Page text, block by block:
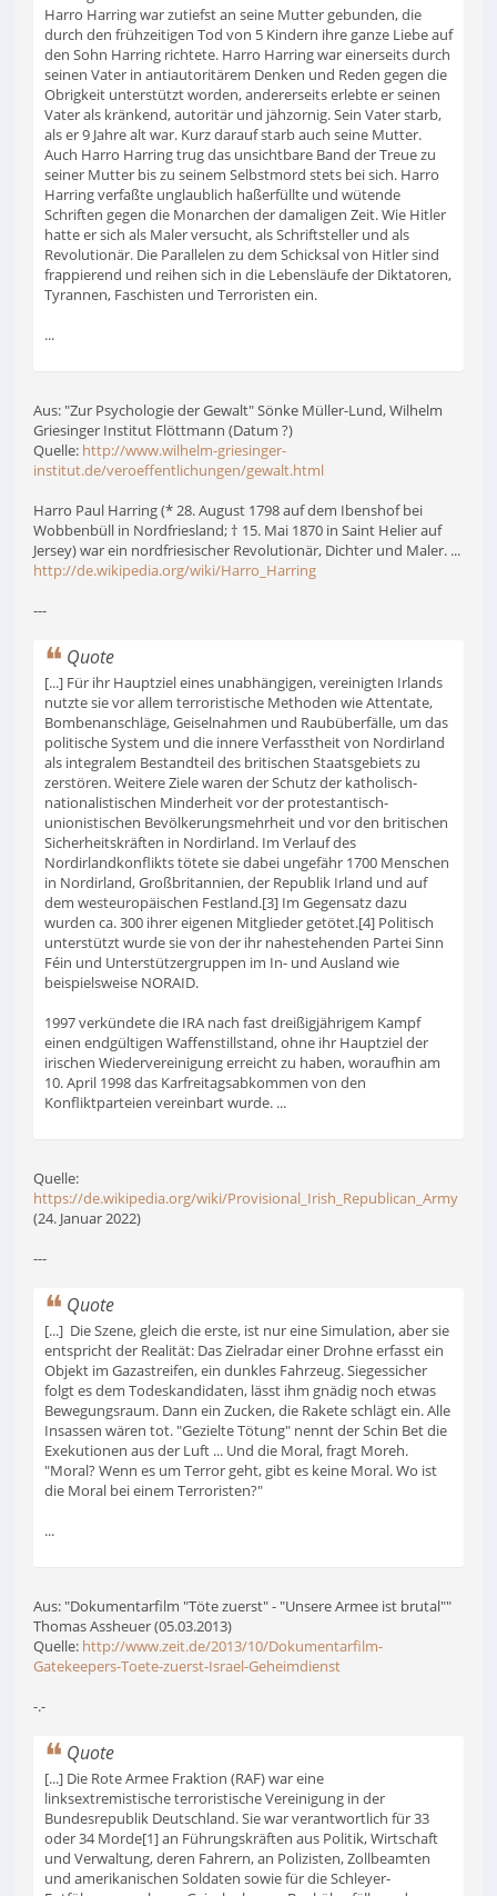
Harro Harring war zutiefst an seine Mutter gebunden, die
durch den frühzeitigen Tod von 5 Kindern ihre ganze Liebe auf
den Sohn Harring richtete. Harro Harring war einerseits durch
seinen Vater in antiautoritärem Denken und Reden gegen die
Obrigkeit unterstützt worden, andererseits erlebte er seinen
Vater als kränkend, autoritär und jähzornig. Sein Vater starb,
als er 9 Jahre alt war. Kurz darauf starb auch seine Mutter.
Auch Harro Harring trug das unsichtbare Band der Treue zu
seiner Mutter bis zu seinem Selbstmord stets bei sich. Harro
Harring verfaßte unglaublich haßerfüllte und wütende
Schriften gegen die Monarchen der damaligen Zeit. Wie Hitler
hatte er sich als Maler versucht, als Schriftsteller und als
Revolutionär. Die Parallelen zu dem Schicksal von Hitler sind
frappierend und reihen sich in die Lebensläufe der Diktatoren,
Tyrannen, Faschisten und Terroristen ein.
...
Aus: "Zur Psychologie der Gewalt" Sönke Müller-Lund, Wilhelm
Griesinger Institut Flöttmann (Datum ?)
Quelle: http://www.wilhelm-griesinger-
institut.de/veroeffentlichungen/gewalt.html
Harro Paul Harring (* 28. August 1798 auf dem Ibenshof bei
Wobbenbüll in Nordfriesland; † 15. Mai 1870 in Saint Helier auf
Jersey) war ein nordfriesischer Revolutionär, Dichter und Maler. ...
http://de.wikipedia.org/wiki/Harro_Harring
---
Quote
[...] Für ihr Hauptziel eines unabhängigen, vereinigten Irlands
nutzte sie vor allem terroristische Methoden wie Attentate,
Bombenanschläge, Geiselnahmen und Raubüberfälle, um das
politische System und die innere Verfasstheit von Nordirland
als integralem Bestandteil des britischen Staatsgebiets zu
zerstören. Weitere Ziele waren der Schutz der katholisch-
nationalistischen Minderheit vor der protestantisch-
unionistischen Bevölkerungsmehrheit und vor den britischen
Sicherheitskräften in Nordirland. Im Verlauf des
Nordirlandkonflikts tötete sie dabei ungefähr 1700 Menschen
in Nordirland, Großbritannien, der Republik Irland und auf
dem westeuropäischen Festland.[3] Im Gegensatz dazu
wurden ca. 300 ihrer eigenen Mitglieder getötet.[4] Politisch
unterstützt wurde sie von der ihr nahestehenden Partei Sinn
Féin und Unterstützergruppen im In- und Ausland wie
beispielsweise NORAID.
1997 verkündete die IRA nach fast dreißigjährigem Kampf
einen endgültigen Waffenstillstand, ohne ihr Hauptziel der
irischen Wiedervereinigung erreicht zu haben, woraufhin am
10. April 1998 das Karfreitagsabkommen von den
Konfliktparteien vereinbart wurde. ...
Quelle:
https://de.wikipedia.org/wiki/Provisional_Irish_Republican_Army
(24. Januar 2022)
---
Quote
[...] Die Szene, gleich die erste, ist nur eine Simulation, aber sie
entspricht der Realität: Das Zielradar einer Drohne erfasst ein
Objekt im Gazastreifen, ein dunkles Fahrzeug. Siegessicher
folgt es dem Todeskandidaten, lässt ihm gnädig noch etwas
Bewegungsraum. Dann ein Zucken, die Rakete schlägt ein. Alle
Insassen wären tot. "Gezielte Tötung" nennt der Schin Bet die
Exekutionen aus der Luft ... Und die Moral, fragt Moreh.
"Moral? Wenn es um Terror geht, gibt es keine Moral. Wo ist
die Moral bei einem Terroristen?"
...
Aus: "Dokumentarfilm "Töte zuerst" - "Unsere Armee ist brutal""
Thomas Assheuer (05.03.2013)
Quelle: http://www.zeit.de/2013/10/Dokumentarfilm-
Gatekeepers-Toete-zuerst-Israel-Geheimdienst
-.-
Quote
[...] Die Rote Armee Fraktion (RAF) war eine
linksextremistische terroristische Vereinigung in der
Bundesrepublik Deutschland. Sie war verantwortlich für 33
oder 34 Morde[1] an Führungskräften aus Politik, Wirtschaft
und Verwaltung, deren Fahrern, an Polizisten, Zollbeamten
und amerikanischen Soldaten sowie für die Schleyer-